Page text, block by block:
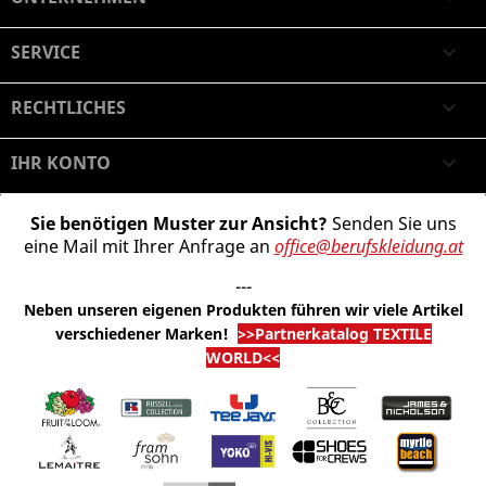
SERVICE 
RECHTLICHES 
IHR KONTO 
Sie benötigen Muster zur Ansicht? Senden Sie uns
eine Mail mit Ihrer Anfrage an office@berufskleidung.at
---
Neben unseren eigenen Produkten führen wir viele Artikel
verschiedener Marken! >>Partnerkatalog TEXTILE
WORLD<<